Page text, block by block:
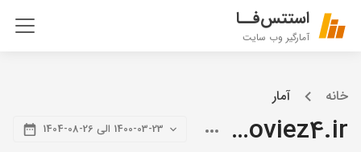
استتس‌فــا
آمارگیر وب سایت
خانه آمار
citymoviez4.ir 1400-03-23 الی 26-08-1404